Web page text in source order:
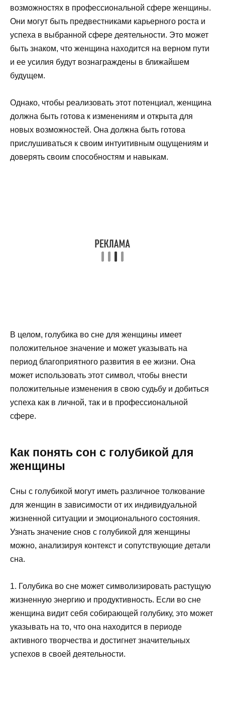
возможностях в профессиональной сфере женщины.
Они могут быть предвестниками карьерного роста и
успеха в выбранной сфере деятельности. Это может
быть знаком, что женщина находится на верном пути
и ее усилия будут вознаграждены в ближайшем
будущем.
Однако, чтобы реализовать этот потенциал, женщина
должна быть готова к изменениям и открыта для
новых возможностей. Она должна быть готова
прислушиваться к своим интуитивным ощущениям и
доверять своим способностям и навыкам.
В целом, голубика во сне для женщины имеет
положительное значение и может указывать на
период благоприятного развития в ее жизни. Она
может использовать этот символ, чтобы внести
положительные изменения в свою судьбу и добиться
успеха как в личной, так и в профессиональной
сфере.
Как понять сон с голубикой для
женщины
Сны с голубикой могут иметь различное толкование
для женщин в зависимости от их индивидуальной
жизненной ситуации и эмоционального состояния.
Узнать значение снов с голубикой для женщины
можно, анализируя контекст и сопутствующие детали
сна.
1. Голубика во сне может символизировать растущую
жизненную энергию и продуктивность. Если во сне
женщина видит себя собирающей голубику, это может
указывать на то, что она находится в периоде
активного творчества и достигнет значительных
успехов в своей деятельности.